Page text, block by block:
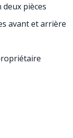
pièces
avant et arrière